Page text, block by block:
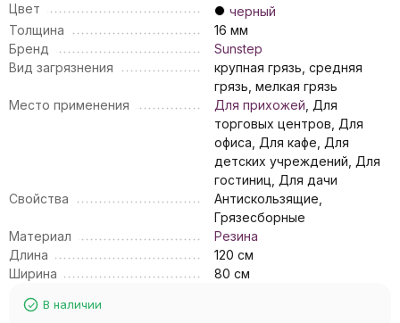
Цвет
черный
Толщина
16 мм
Бренд
Sunstep
Вид загрязнения
крупная грязь, средняя
грязь, мелкая грязь
Место применения
Для прихожей , Для
торговых центров, Для
офиса, Для кафе, Для
детских учреждений, Для
гостиниц, Для дачи
Свойства
Антискользящие,
Грязесборные
Материал
Резина
Длина
120 см
Ширина
80 см
В наличии